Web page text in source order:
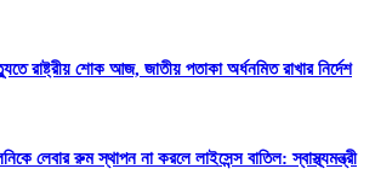
রাষ্ট্রীয় শোক আজ, জাতীয় পতাকা অর্ধনমিত রাখার নির্দেশ
লেবার রুম স্থাপন না করলে লাইসেন্স বাতিল: স্বাস্থ্যমন্ত্রী